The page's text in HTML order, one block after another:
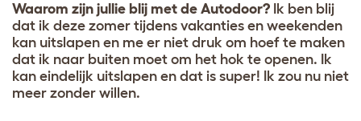
Waarom zijn jullie blij met de Autodoor? Ik ben blij
dat ik deze zomer tijdens vakanties en weekenden
kan uitslapen en me er niet druk om hoef te maken
dat ik naar buiten moet om het hok te openen. Ik
kan eindelijk uitslapen en dat is super! Ik zou nu niet
meer zonder willen.